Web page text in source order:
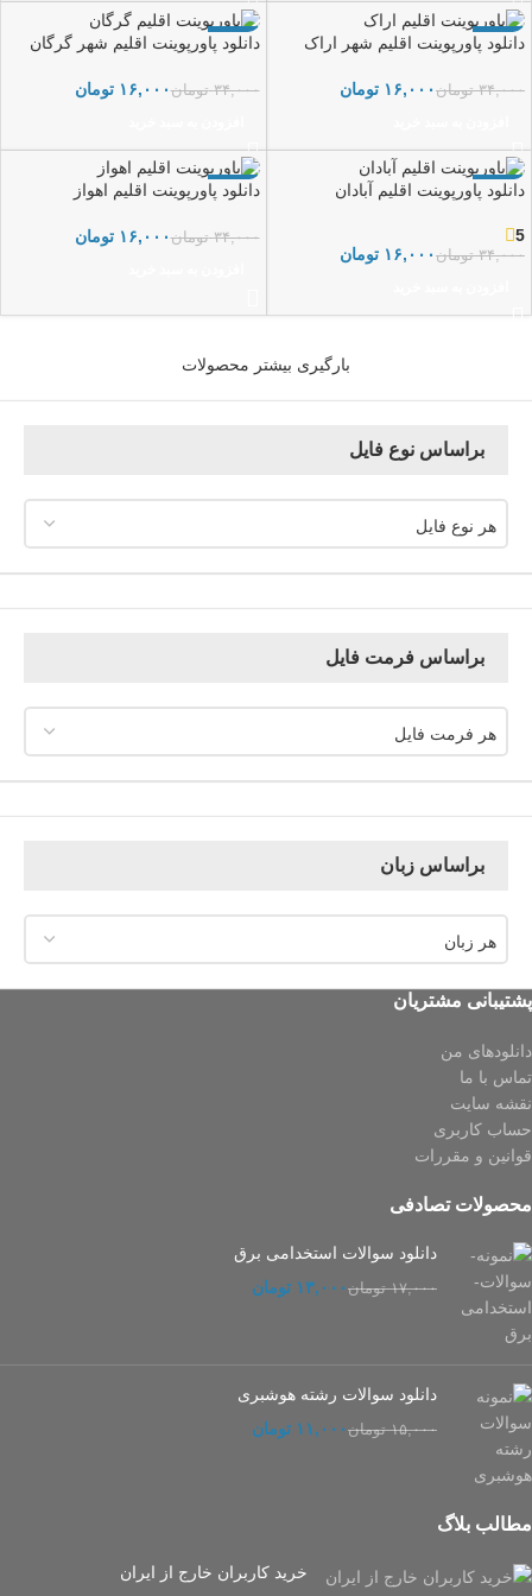
براساس نوع فایل
هر نوع فایل
براساس فرمت فایل
هر فرمت فایل
براساس زبان
هر زبان
-53%
دانلود پاورپوینت اقلیم شهر اراک
۳۴,۰۰۰ تومان ۱۶,۰۰۰ تومان
-53%
دانلود پاورپوینت اقلیم شهر گرگان
۳۴,۰۰۰ تومان۱۶,۰۰۰ تومان
-53%
دانلود پاورپوینت اقلیم آبادان
5
۳۴,۰۰۰ تومان ۱۶,۰۰۰ تومان
-53%
دانلود پاورپوینت اقلیم اهواز
۳۴,۰۰۰ تومان۱۶,۰۰۰ تومان
بارگیری بیشتر محصولات
پشتیبانی مشتریان
دانلودهای من
تماس با ما
نقشه سایت
حساب کاربری
قوانین و مقررات
محصولات تصادفی
دانلود سوالات استخدامی برق
۱۷,۰۰۰ تومان ۱۳,۰۰۰ تومان
دانلود سوالات رشته هوشبری
۱۵,۰۰۰ تومان ۱۱,۰۰۰ تومان
مطالب بلاگ
خرید کاربران خارج از ایران